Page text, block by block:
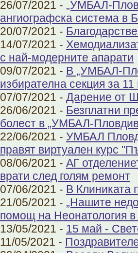
26/07/2021 - „УМБАЛ-
ангиографска система в
20/07/2021 -
14/07/2021 -
с най-модерните апарати
09/07/2021 - В „УМБАЛ-
избирателна секция за 11
07/07/2021 - Дарение от
26/06/2021 - Безплатни
болест в „УМБАЛ-
22/06/2021 - УМБАЛ
правят виртуален курс
08/06/2021 - АГ
врати след голям ремонт
07/06/2021 - В Клиниката
21/05/2021 - „Нашите
помощ на Неонатология
13/05/2021 - 15 май -
11/05/2021 -